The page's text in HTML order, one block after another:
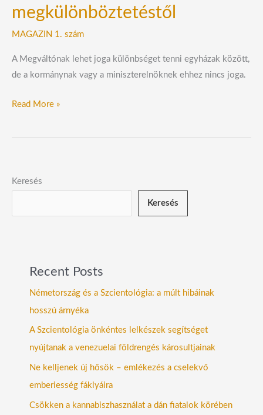
megkülönböztetéstől
MAGAZIN 1. szám
A Megváltónak lehet joga különbséget tenni egyházak között,
de a kormánynak vagy a miniszterelnöknek ehhez nincs joga.
Read More »
Keresés
Keresés
Recent Posts
Németország és a Szcientológia: a múlt hibáinak
hosszú árnyéka
A Szcientológia önkéntes lelkészek segítséget
nyújtanak a venezuelai földrengés károsultjainak
Ne kelljenek új hősök – emlékezés a cselekvő
emberiesség fáklyáira
Csökken a kannabiszhasználat a dán fiatalok körében